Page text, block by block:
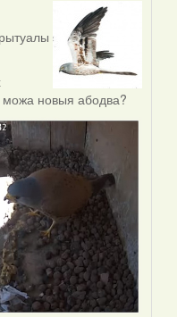
можа новыя абодва?